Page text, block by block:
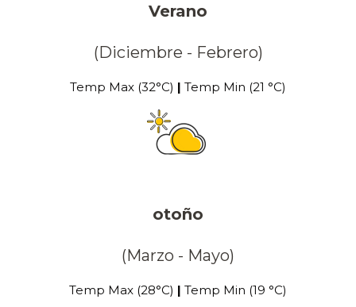
Verano
(Diciembre - Febrero)
Temp Max (32°C) | Temp Min (21 °C)
otoño
(Marzo - Mayo)
Temp Max (28°C) | Temp Min (19 °C)